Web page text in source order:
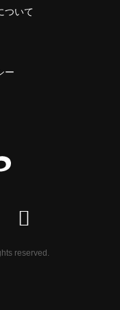
ついて
ー
reserved.